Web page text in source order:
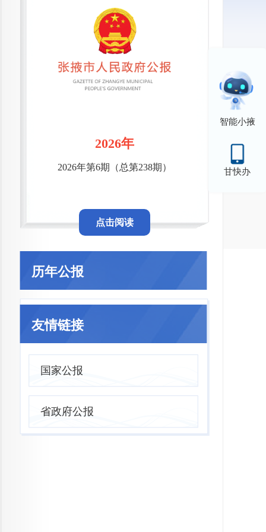
智能小掖
甘快办
2026年
2026年第6期（总第238期）
点击阅读
历年公报
友情链接
国家公报
省政府公报